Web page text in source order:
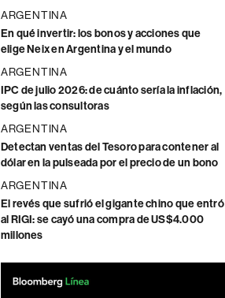
ARGENTINA
En qué invertir: los bonos y acciones que
elige Neix en Argentina y el mundo
ARGENTINA
IPC de julio 2026: de cuánto sería la inflación,
según las consultoras
ARGENTINA
Detectan ventas del Tesoro para contener al
dólar en la pulseada por el precio de un bono
ARGENTINA
El revés que sufrió el gigante chino que entró
al RIGI: se cayó una compra de US$4.000
millones